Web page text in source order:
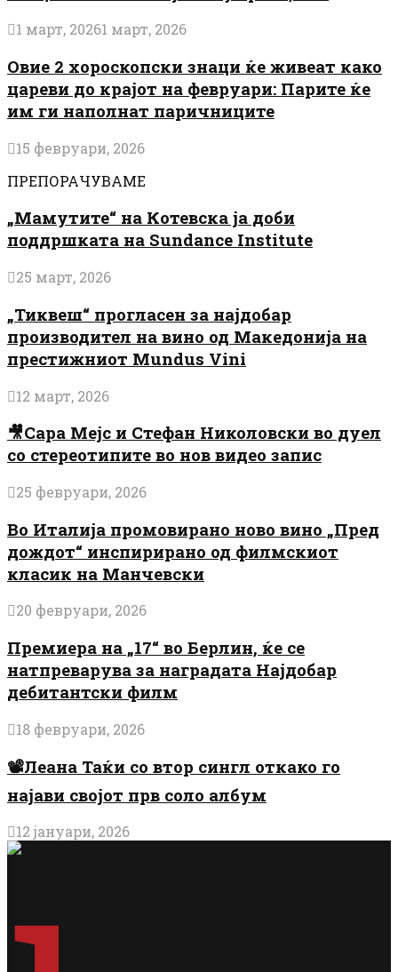
1 март, 20261 март, 2026
Овие 2 хороскопски знаци ќе живеат како
цареви до крајот на февруари: Парите ќе
им ги наполнат паричниците
15 февруари, 2026
ПРЕПОРАЧУВАМЕ
„Мамутите“ на Котевска ја доби
поддршката на Sundance Institute
25 март, 2026
„Тиквеш“ прогласен за најдобар
производител на вино од Македонија на
престижниот Mundus Vini
12 март, 2026
🎥Сара Мејс и Стефан Николовски во дуел
со стереотипите во нов видео запис
25 февруари, 2026
Во Италија промовирано ново вино „Пред
дождот“ инспирирано од филмскиот
класик на Манчевски
20 февруари, 2026
Премиера на „17“ во Берлин, ќе се
натпреварува за наградата Најдобар
дебитантски филм
18 февруари, 2026
📽️Леана Таќи со втор сингл откако го
најави својот прв соло албум
12 јануари, 2026